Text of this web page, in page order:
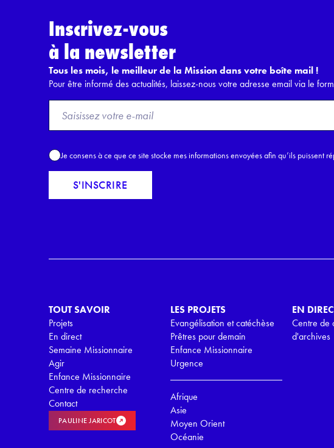
Inscrivez-vous
à la newsletter
Tous les mois, le meilleur de la Mission dans votre boîte mail !
Pour être informé des actualités, laissez-nous votre adresse email via le
o
E
m
i
A
c
P
Je consens à ce que ce site stocke mes informations envoyées afin qu’ils puissent
S'INSCRIRE
TOUT SAVOIR
Projets
En direct
Semaine Missionnaire
Agir
Enfance Missionnaire
Centre de recherche
Contact
PAULINE JARICOT
LES PROJETS
Evangélisation et catéchèse
Prêtres pour demain
Enfance Missionnaire
Urgence
Afrique
Asie
Moyen Orient
Océanie
EN
Centre de
d'archives